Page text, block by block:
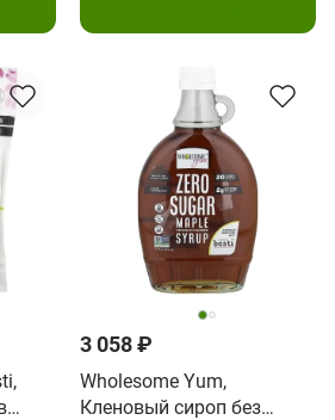
3 058 ₽
Wholesome Yum,
Кленовый сироп без